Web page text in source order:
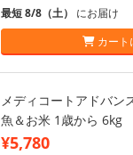
最短 8/8（土） にお届け
カート
メディコートアドバン
魚＆お米 1歳から 6kg
¥5,780